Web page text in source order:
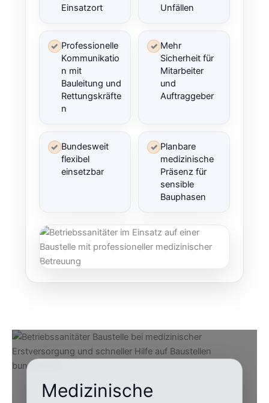
Einsatzort
Unfällen
✓ Professionelle
Kommunikatio
n mit
Bauleitung und
Rettungskräfte
n
✓ Mehr
Sicherheit für
Mitarbeiter
und
Auftraggeber
✓ Bundesweit
flexibel
einsetzbar
✓ Planbare
medizinische
Präsenz für
sensible
Bauphasen
Medizinische